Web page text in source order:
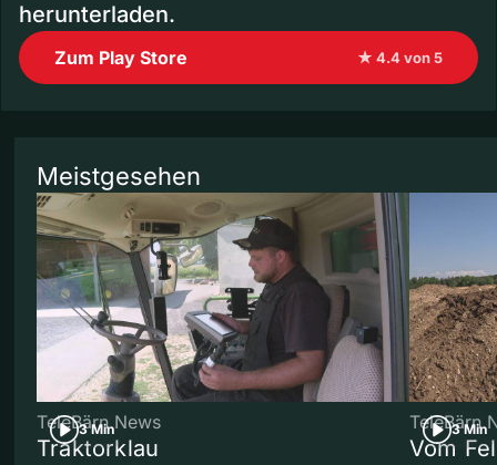
herunterladen.
Zum Play Store ★ 4.4 von 5
Meistgesehen
3 Min
TeleBärn News
Traktorklau
3 Min
TeleBärn
Vom